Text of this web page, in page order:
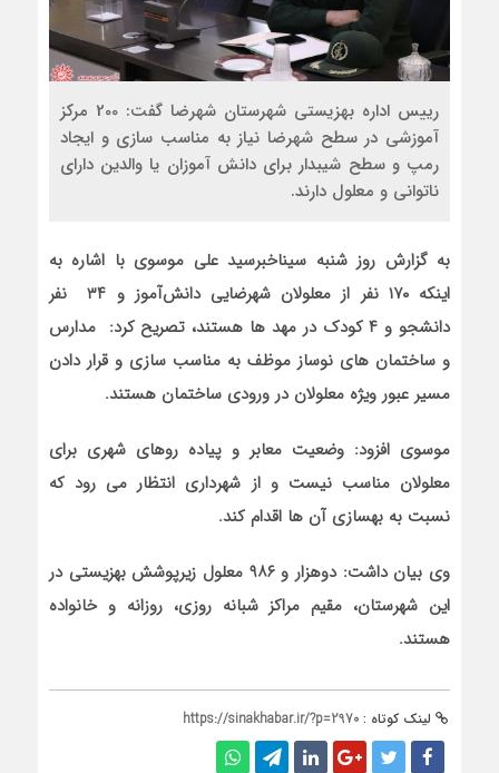
رییس اداره بهزیستی شهرستان شهرضا گفت: 200 مرکز
آموزشی در سطح شهرضا نیاز به مناسب سازی و ایجاد
رمپ و سطح شیبدار برای دانش آموزان یا والدین دارای
ناتوانی و معلول دارند.
به گزارش روز شنبه سیناخبرسید علی موسوی با اشاره به
اینکه ۱۷۰ نفر از معلولان شهرضایی دانش‌آموز و ۳۴ نفر
دانشجو و ۴ کودک در مهد ها هستند، تصریح کرد: مدارس
و ساختمان های نوساز موظف به مناسب سازی و قرار دادن
مسیر عبور ویژه معلولان در ورودی ساختمان هستند.
موسوی افزود: وضعیت معابر و پیاده روهای شهری برای
معلولان مناسب نیست و از شهرداری انتظار می رود که
نسبت به بهسازی آن ها اقدام کند.
وی بیان داشت: دوهزار و ۹۸۶ معلول زیرپوشش بهزیستی در
این شهرستان، مقیم مراکز شبانه روزی، روزانه و خانواده
هستند.
لینک کوتاه : https://sinakhabar.ir/?p=2970